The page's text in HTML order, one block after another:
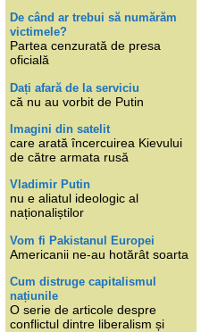
De când ar trebui să numărăm
victimele?
Partea cenzurată de presa
oficială
Dați afară de la serviciu
că nu au vorbit de Putin
Imagini din satelit
care arată încercuirea Kievului
de către armata rusă
Vladimir Putin
nu e aliatul ideologic al
naționaliștilor
Vom fi Pakistanul Europei
Americanii ne-au hotărât soarta
Cum distruge capitalismul
națiunile
O serie de articole despre
conflictul dintre liberalism și